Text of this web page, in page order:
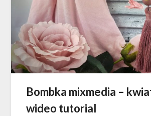
Bombka mixmedia –
wideo tutorial